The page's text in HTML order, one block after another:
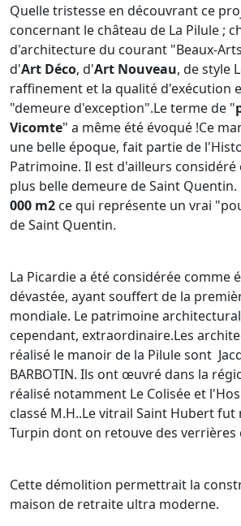
Quelle tristesse en découvrant ce
concernant le château de La Pilule ;
d'architecture du courant "Beaux-
d'Art Déco, d'Art Nouveau, de style
raffinement et la qualité d'exécution
"demeure d'exception".Le terme de "
Vicomte" a même été évoqué !Ce
une belle époque, fait partie de
Patrimoine. Il est d'ailleurs considéré
plus belle demeure de Saint
000 m2 ce qui représente un vrai
de Saint Quentin.
La Picardie a été considérée comme
dévastée, ayant souffert de la
mondiale. Le patrimoine
cependant, extraordinaire.Les
réalisé le manoir de la Pilule sont
BARBOTIN. Ils ont œuvré dans la
réalisé notamment Le Colisée et
classé M.H..Le vitrail Saint Hubert
Turpin dont on retouve des verrières
Cette démolition permettrait la
maison de retraite ultra moderne.